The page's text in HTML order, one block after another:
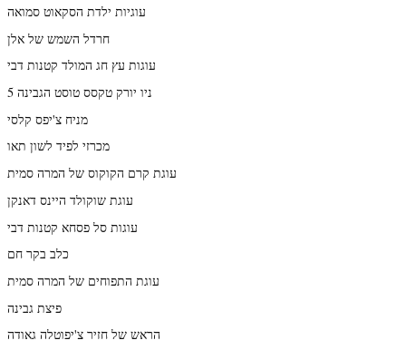
עוגיות ילדת הסקאוט סמואה
חרדל השמש של אלן
עוגות עץ חג המולד קטנות דבי
ניו יורק טקסס טוסט הגבינה 5
מניח צ'יפס קלסי
מכרזי לפיד לשון תאו
עוגת קרם הקוקוס של המרה סמית
עוגת שוקולד היינס דאנקן
עוגות סל פסחא קטנות דבי
כלב בקר חם
עוגת התפוחים של המרה סמית
פיצת גבינה
הראש של חזיר צ'יפוטלה גאודה